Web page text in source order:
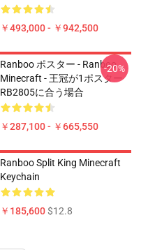
￥493,000 - ￥942,500
Ranboo ポスター - Ranboo
Minecraft - 王冠が1ポスター
RB2805に合う場合
￥287,100 - ￥665,550
-20%
Ranboo Split King Minecraft
Keychain
￥185,600$12.8